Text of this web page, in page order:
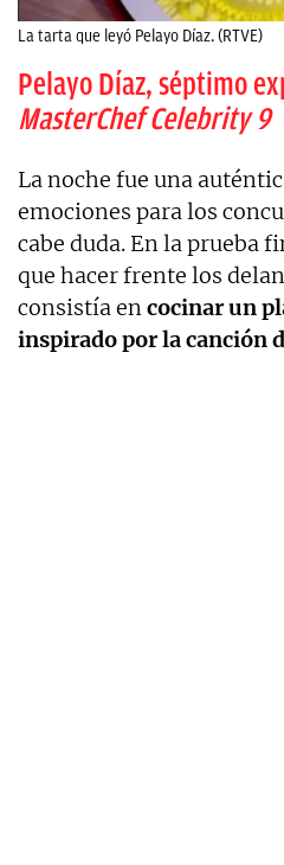
La tarta que leyó Pelayo Díaz. (RTVE)
Pelayo Díaz, séptimo
MasterChef Celebrity 9
La noche fue una
emociones para los
cabe duda. En la prueba
que hacer frente los
consistía encocinar un
inspirado por la canción